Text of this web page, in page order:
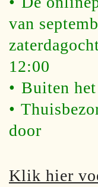
van
12:00
•⁠ ⁠Buiten
•⁠
door
Klik hier